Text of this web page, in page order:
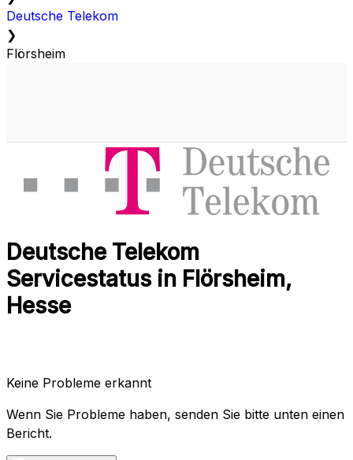
Deutsche Telekom
❯
Flörsheim
Deutsche Telekom
Servicestatus in Flörsheim,
Hesse
Keine Probleme erkannt
Wenn Sie Probleme haben, senden Sie bitte unten einen
Bericht.